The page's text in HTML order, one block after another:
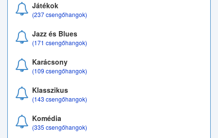
Játékok
(237 csengőhangok)
Jazz és Blues
(171 csengőhangok)
Karácsony
(109 csengőhangok)
Klasszikus
(143 csengőhangok)
Komédia
(335 csengőhangok)